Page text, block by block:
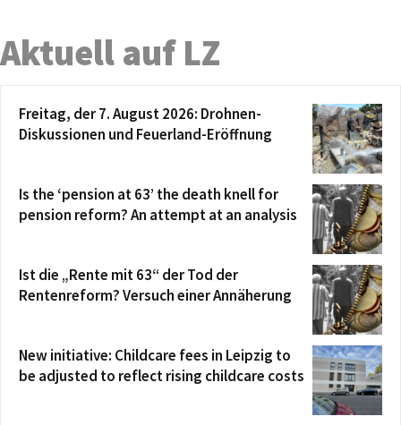
Aktuell auf LZ
Freitag, der 7. August 2026: Drohnen-
Diskussionen und Feuerland-Eröffnung
Is the ‘pension at 63’ the death knell for
pension reform? An attempt at an analysis
Ist die „Rente mit 63“ der Tod der
Rentenreform? Versuch einer Annäherung
New initiative: Childcare fees in Leipzig to
be adjusted to reflect rising childcare costs